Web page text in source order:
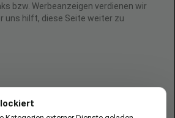
bzw. Werbeanzeigen verdienen wir
uns hilft, diese Seite weiter zu
der Seitenbetreiber an qualifizierten